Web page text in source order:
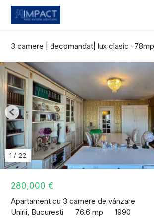
3 camere | decomandat| lux clasic -78mp
280,000 €
Apartament cu 3 camere de vânzare
Unirii, Bucuresti
76.6 mp 1990
1 / 22
Previous